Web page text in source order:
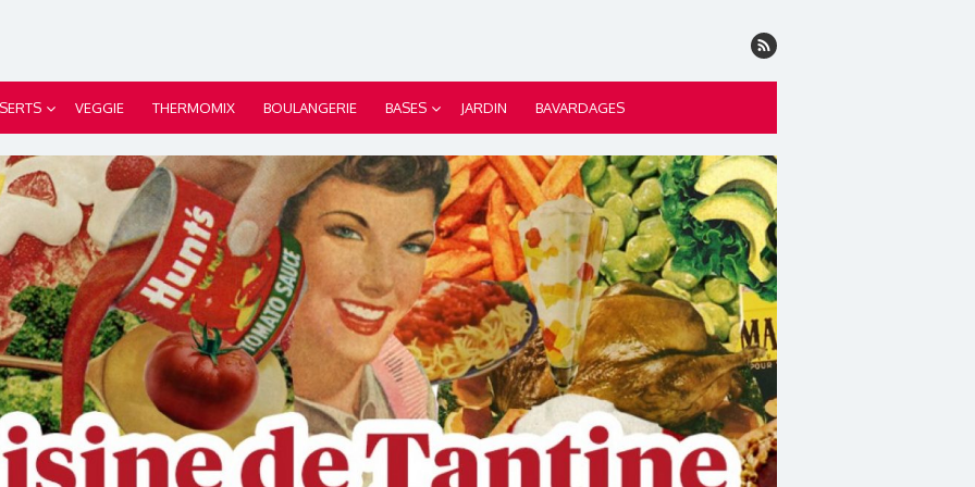
VEGGIE THERMOMIX BOULANGERIE BASES JARDIN BAVARDAGES